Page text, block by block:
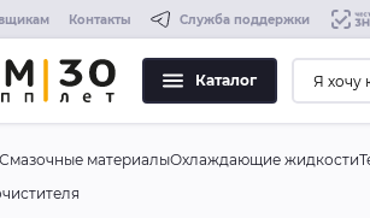
Контакты Служба поддержки
Каталог
Смазочные материалыОхлаждающие жидкости